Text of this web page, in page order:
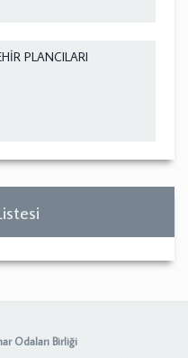
PLANCILARI
Odaları Birliği